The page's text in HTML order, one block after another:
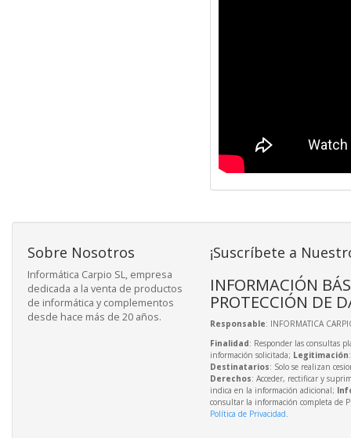
Sobre Nosotros
Informática Carpio SL, empresa
dedicada a la venta de productos
de informática y complementos
desde hace más de 20 años.
¡Suscríbete a
INFORMACIÓN
PROTECCIÓN DE
Responsable: INFORMATICA
Finalidad: Responder las consultas
información solicitada; Legitimación
Destinatarios: Solo se realizan
Derechos: Acceder, rectificar y
indica en la información adicional;
consultar la información completa de
Política de Privacidad